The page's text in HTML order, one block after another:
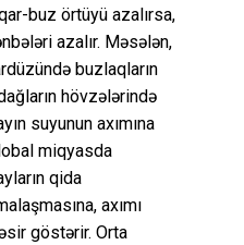
buz örtüyü azalırsa,
azalır. Məsələn,
buzlaqların
hövzələrində
suyunun axımına
miqyasda
qida
axımı
göstərir. Orta